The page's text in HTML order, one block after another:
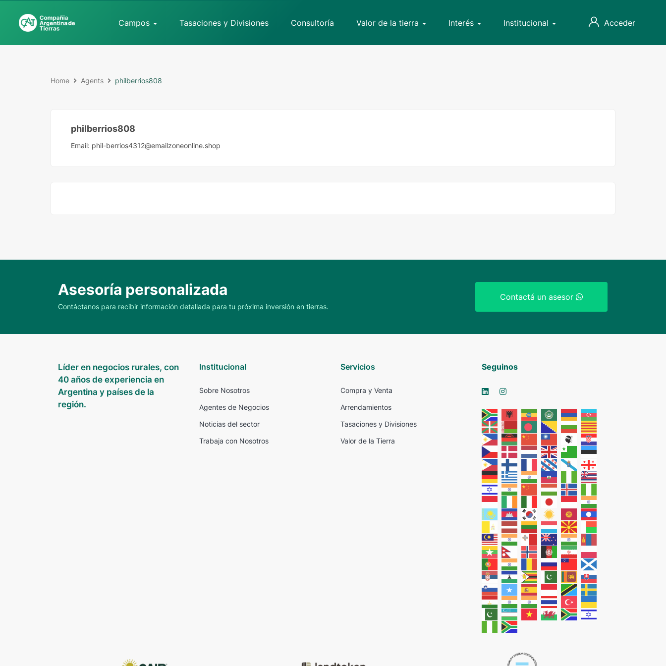
Campos Tasaciones y Divisiones Consultoría Valor de la tierra Interés Institucional Acceder
Home Agents philberrios808
philberrios808
Email: phil-berrios4312@emailzoneonline.shop
Asesoría personalizada
Contáctanos para recibir información detallada para tu próxima inversión en tierras.
Contactá un asesor
Líder en negocios rurales, con
40 años de experiencia en
Argentina y países de la
región.
Institucional
Sobre Nosotros
Agentes de Negocios
Noticias del sector
Trabaja con Nosotros
Servicios
Compra y Venta
Arrendamientos
Tasaciones y Divisiones
Valor de la Tierra
Seguinos